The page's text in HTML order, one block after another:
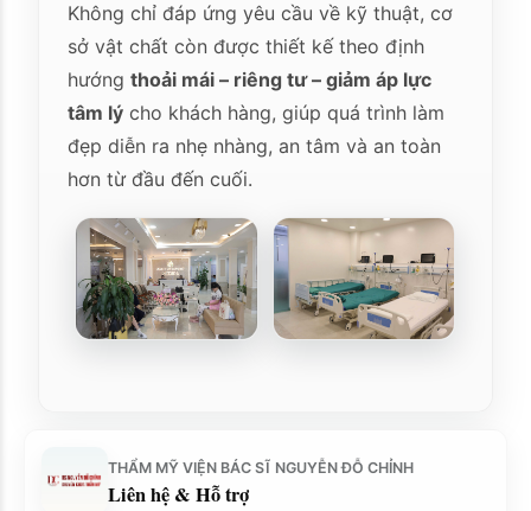
Không chỉ đáp ứng yêu cầu về kỹ thuật, cơ
sở vật chất còn được thiết kế theo định
hướngthoải mái – riêng tư – giảm áp lực
tâm lý cho khách hàng, giúp quá trình làm
đẹp diễn ra nhẹ nhàng, an tâm và an toàn
hơn từ đầu đến cuối.
THẨM MỸ VIỆN BÁC SĨ NGUYỄN ĐỖ CHỈNH
Liên hệ & Hỗ trợ